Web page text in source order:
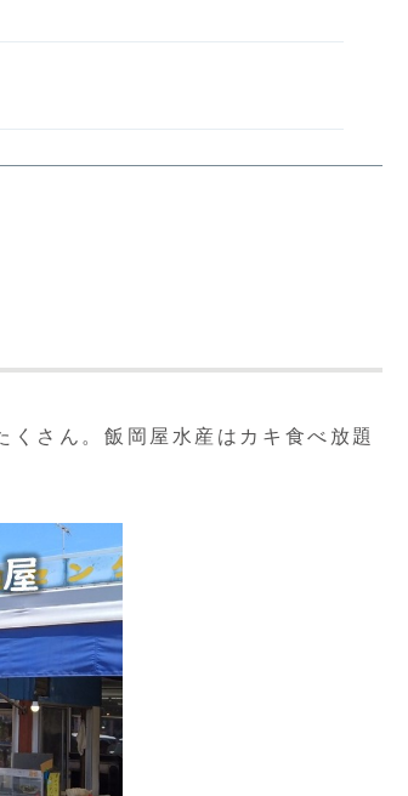
さん。飯岡屋水産はカキ食べ放題